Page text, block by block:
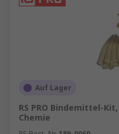
Auf Lager
RS PRO Bindemittel-
Chemie